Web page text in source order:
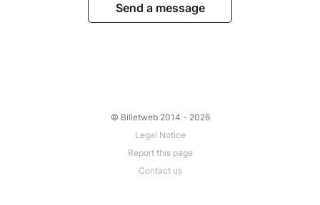
Send a message
© Billetweb 2014 - 2026
Legal Notice
Report this page
Contact us